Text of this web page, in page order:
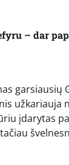
– dar
garsiausių
užkariauja
įdarytas